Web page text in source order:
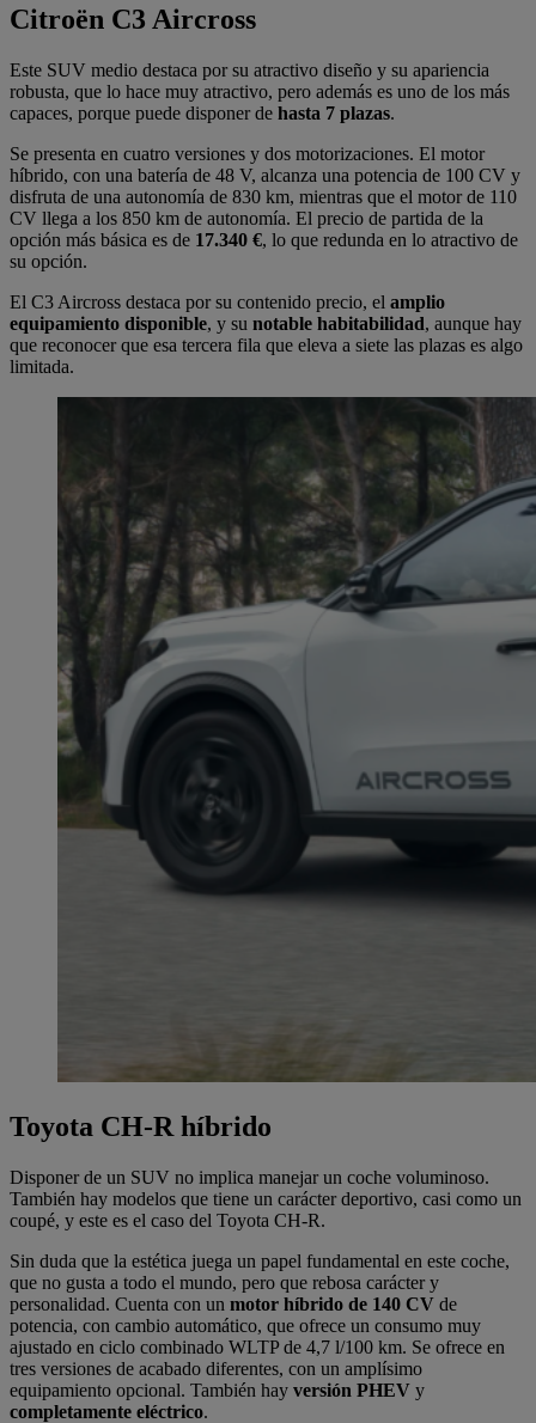
Citroën C3 Aircross
Este SUV medio destaca por su atractivo diseño y su apariencia
robusta, que lo hace muy atractivo, pero además es uno de los más
capaces, porque puede disponer de hasta 7 plazas.
Se presenta en cuatro versiones y dos motorizaciones. El motor
híbrido, con una batería de 48 V, alcanza una potencia de 100 CV y
disfruta de una autonomía de 830 km, mientras que el motor de 110
CV llega a los 850 km de autonomía. El precio de partida de la
opción más básica es de 17.340 €, lo que redunda en lo atractivo de
su opción.
El C3 Aircross destaca por su contenido precio, el amplio
equipamiento disponible, y su notable habitabilidad, aunque hay
que reconocer que esa tercera fila que eleva a siete las plazas es algo
limitada.
Toyota CH-R híbrido
Disponer de un SUV no implica manejar un coche voluminoso.
También hay modelos que tiene un carácter deportivo, casi como un
coupé, y este es el caso del Toyota CH-R.
Sin duda que la estética juega un papel fundamental en este coche,
que no gusta a todo el mundo, pero que rebosa carácter y
personalidad. Cuenta con un motor híbrido de 140 CV de
potencia, con cambio automático, que ofrece un consumo muy
ajustado en ciclo combinado WLTP de 4,7 l/100 km. Se ofrece en
tres versiones de acabado diferentes, con un amplísimo
equipamiento opcional. También hay versión PHEV y
completamente eléctrico.